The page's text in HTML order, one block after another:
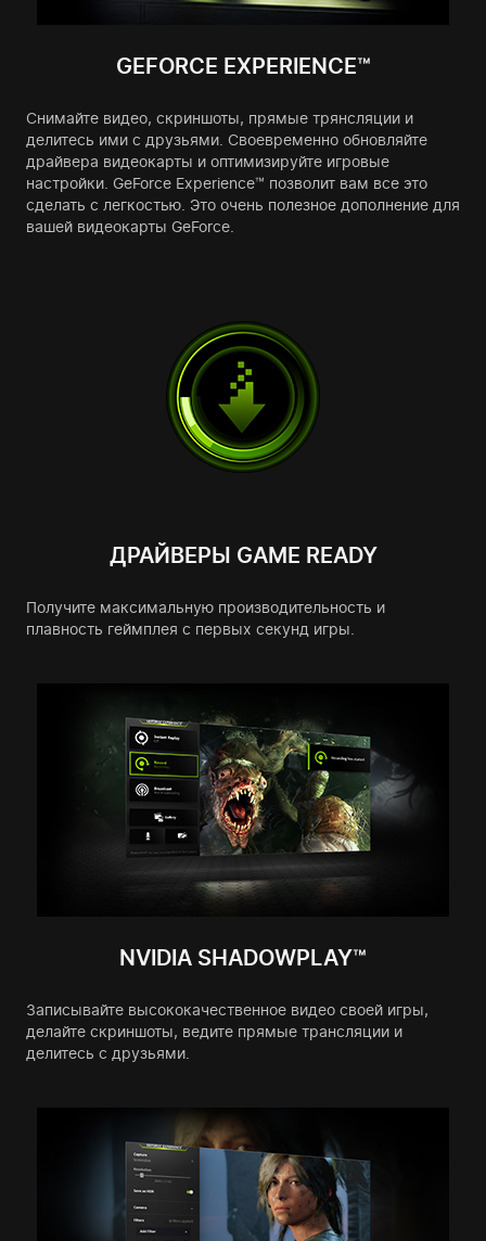
GEFORCE EXPERIENCE™
Снимайте видео, скриншоты, прямые трянсляции и
делитесь ими с друзьями. Своевременно обновляйте
драйвера видеокарты и оптимизируйте игровые
настройки. GeForce Experience™ позволит вам все это
сделать с легкостью. Это очень полезное дополнение для
вашей видеокарты GeForce.
ДРАЙВЕРЫ GAME READY
Получите максимальную производительность и
плавность геймплея с первых секунд игры.
NVIDIA SHADOWPLAY™
Записывайте высококачественное видео своей игры,
делайте скриншоты, ведите прямые трансляции и
делитесь с друзьями.